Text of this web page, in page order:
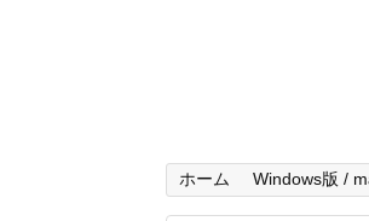
ホーム Windows版 /